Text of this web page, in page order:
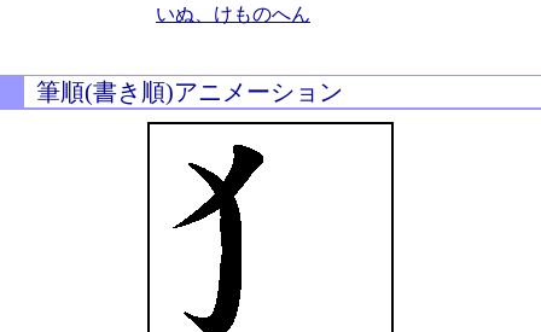
いぬ、けものへん
筆順(書き順)アニメーション